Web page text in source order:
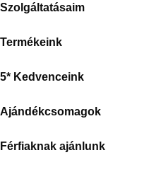
Szolgáltatásaim
Termékeink
5* Kedvenceink
Ajándékcsomagok
Férfiaknak ajánlunk